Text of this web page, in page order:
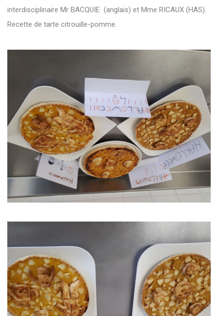
interdisciplinaire Mr BACQUIE (anglais) et Mme RICAUX (HAS).
Recette de tarte citrouille-pomme.